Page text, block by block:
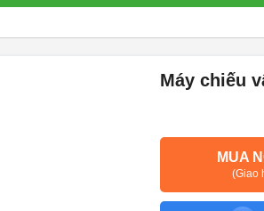
Máy chiếu
MUA
(Giao